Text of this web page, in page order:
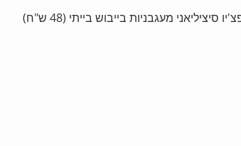
סיציליאני מעגבניות בייבוש בייתי (48 ש"ח)